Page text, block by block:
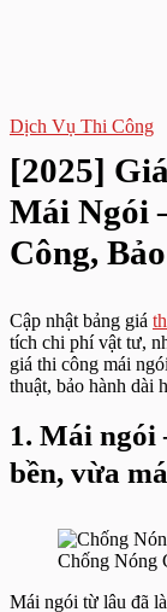
Dịch Vụ Thi Công
[2025]
Mái Ngói
Công,
Cập nhật bảng giá
tích chi phí vật tư,
giá thi công mái
thuật, bảo hành dài
1. Mái ngói
bền, vừa
Chống Nóng
Mái ngói từ lâu đã